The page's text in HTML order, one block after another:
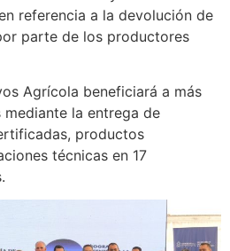
referencia a la devolución de
parte de los productores
Agrícola beneficiará a más
la entrega de
productos
técnicas en 17